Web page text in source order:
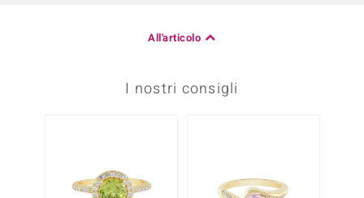
All'articolo
I nostri consigli